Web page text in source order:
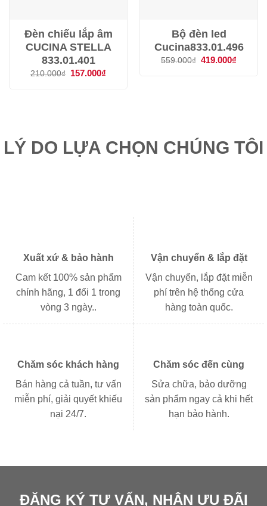
Đèn chiếu lắp âm
CUCINA STELLA
833.01.401
210.000₫
Giá
157.000₫
Bộ đèn led
Cucina833.01.496
559.000₫ Giá
419.000₫
LÝ DO LỰA CHỌN CHÚNG TÔI
Xuất xứ & bảo hành
Cam kết 100% sản phẩm
chính hãng, 1 đổi 1 trong
vòng 3 ngày..
Vận chuyển & lắp đặt
Vận chuyển, lắp đặt miễn
phí trên hệ thống cửa
hàng toàn quốc.
Chăm sóc khách hàng
Bán hàng cả tuần, tư vấn
miễn phí, giải quyết khiếu
nại 24/7.
Chăm sóc đến cùng
Sửa chữa, bảo dưỡng
sản phẩm ngay cả khi hết
hạn bảo hành.
ĐĂNG KÝ TƯ VẤN, NHẬN ƯU ĐÃI